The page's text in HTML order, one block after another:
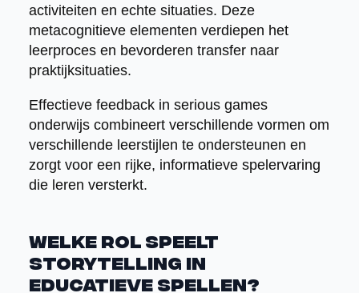
activiteiten en echte situaties. Deze
metacognitieve elementen verdiepen het
leerproces en bevorderen transfer naar
praktijksituaties.
Effectieve feedback in serious games
onderwijs combineert verschillende vormen om
verschillende leerstijlen te ondersteunen en
zorgt voor een rijke, informatieve spelervaring
die leren versterkt.
Welke rol speelt
storytelling in
educatieve spellen?